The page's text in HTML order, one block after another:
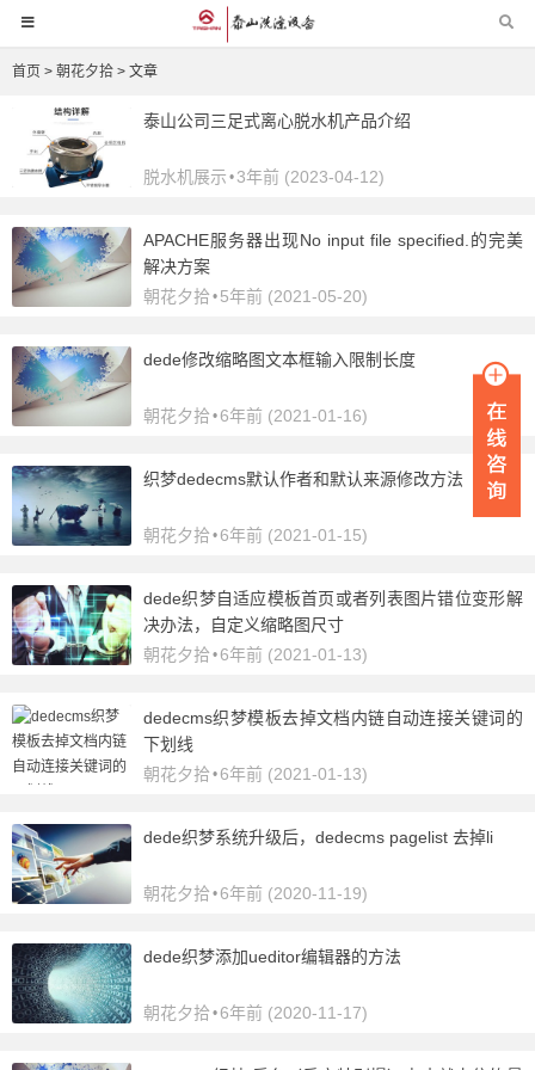
首页 > 朝花夕拾 > 文章
泰山公司三足式离心脱水机产品介绍
脱水机展示 • 3年前 (2023-04-12)
APACHE服务器出现No input file specified.的完美
解决方案
朝花夕拾 • 5年前 (2021-05-20)
dede修改缩略图文本框输入限制长度
朝花夕拾 • 6年前 (2021-01-16)
织梦dedecms默认作者和默认来源修改方法
朝花夕拾 • 6年前 (2021-01-15)
dede织梦自适应模板首页或者列表图片错位变形解
决办法，自定义缩略图尺寸
朝花夕拾 • 6年前 (2021-01-13)
dedecms织梦模板去掉文档内链自动连接关键词的
下划线
朝花夕拾 • 6年前 (2021-01-13)
dede织梦系统升级后，dedecms pagelist 去掉li
朝花夕拾 • 6年前 (2020-11-19)
dede织梦添加ueditor编辑器的方法
朝花夕拾 • 6年前 (2020-11-17)